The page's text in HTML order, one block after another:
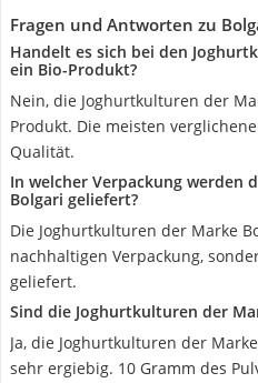
Fragen und Antworten zu
Handelt es sich bei den
ein Bio-Produkt?
Nein, die Joghurtkulturen der
Produkt. Die meisten
Qualität.
In welcher Verpackung werden
Bolgari geliefert?
Die Joghurtkulturen der Marke
nachhaltigen Verpackung,
geliefert.
Sind die Joghurtkulturen der
Ja, die Joghurtkulturen der
sehr ergiebig. 10 Gramm des